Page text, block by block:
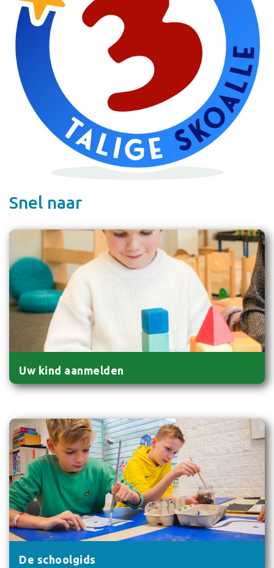
Snel naar
Uw kind aanmelden
De schoolgids